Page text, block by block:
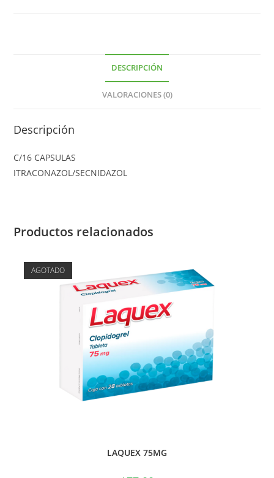
DESCRIPCIÓN
VALORACIONES (0)
Descripción
C/16 CAPSULAS
ITRACONAZOL/SECNIDAZOL
Productos relacionados
AGOTADO
LAQUEX 75MG